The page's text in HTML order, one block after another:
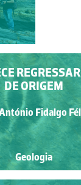
DE ORIGEM
Fidalgo
Geologia